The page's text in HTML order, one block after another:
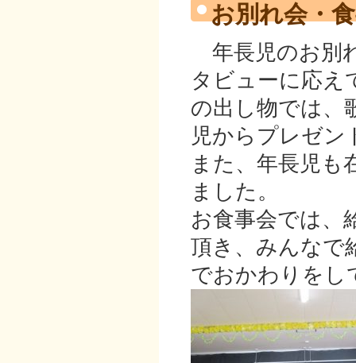
お別れ会・
年長児のお別
タビューに応え
の出し物では、
児からプレゼン
また、年長児も
ました。
お食事会では、
頂き、みんなで
でおかわりをし